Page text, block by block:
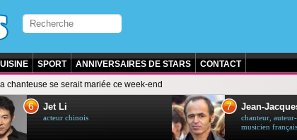
SPORT ANNIVERSAIRES DE STARS CONTACT
chanteuse se serait mariée ce week-end
chinois
Jean-Jacques Goldman
chanteur, auteur-compositeur et
musicien français